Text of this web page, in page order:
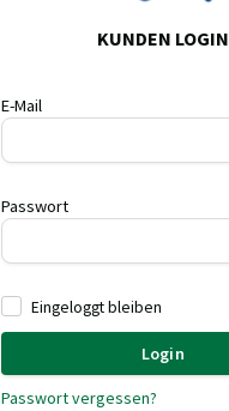
KUNDEN LOGIN
E-Mail
Passwort
Eingeloggt bleiben
Login
Passwort vergessen?